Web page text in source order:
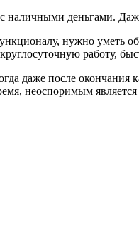
деньгами.
нужно уметь
работу,
даже после
неоспоримым